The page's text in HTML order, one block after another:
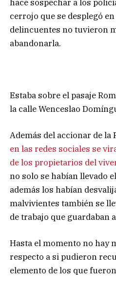
hace sospechar a los
cerrojo que se desplegó
delincuentes no tuvieron
abandonarla.
Estaba sobre el pasaje
la calle Wenceslao
Además del accionar de la
en las redes sociales se
de los propietarios del
no solo se habían llevado
además los habían
malvivientes también se
de trabajo que guardaban
Hasta el momento no hay
respecto a si pudieron
elemento de los que